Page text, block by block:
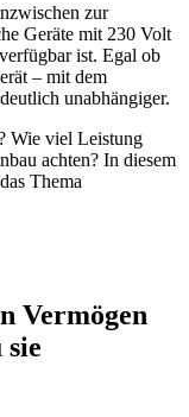
zur
Geräte mit 230 Volt
ist. Egal ob
– mit dem
unabhängiger.
Wie viel Leistung
achten? In diesem
Thema
Vermögen
sie